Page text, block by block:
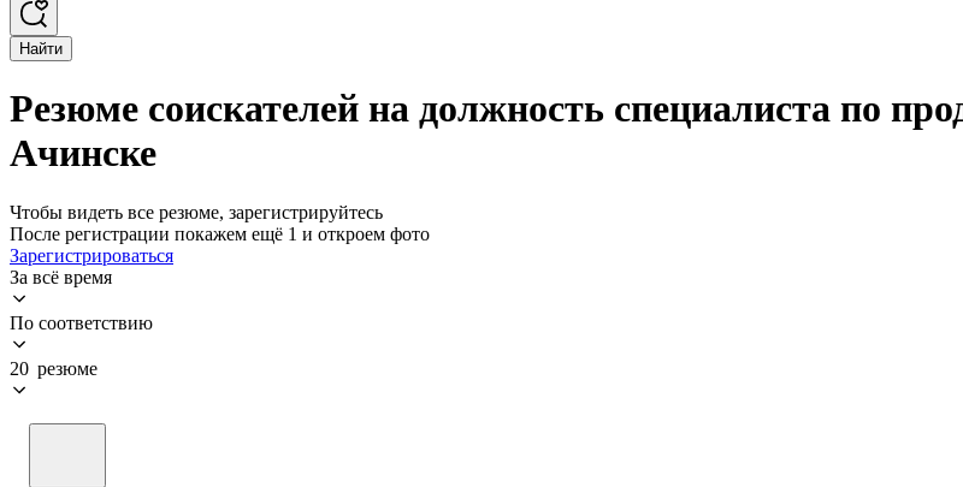
Найти
Резюме соискателей на должность специалиста по
Ачинске
Чтобы видеть все резюме, зарегистрируйтесь
После регистрации покажем ещё 1 и откроем фото
Зарегистрироваться
За всё время
По соответствию
20 резюме